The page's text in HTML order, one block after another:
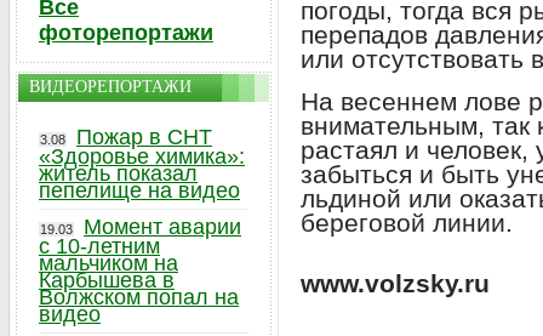
погоды, тогда вся
перепадов
или отсутствовать
На весеннем лове
внимательным, так
растаял и
забыться и быть
льдиной или
береговой линии.
www.volzsky.ru
Все
фоторепортажи
ВИДЕОРЕПОРТАЖИ
3.08
Пожар в СНТ
«Здоровье химика»:
житель показал
пепелище на видео
19.03
Момент аварии
с 10-летним
мальчиком на
Карбышева в
Волжском попал на
видео